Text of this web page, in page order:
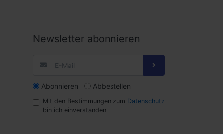
Newsletter abonnieren
Abonnieren Abbestellen
Mit den Bestimmungen zum Datenschutz
bin ich einverstanden